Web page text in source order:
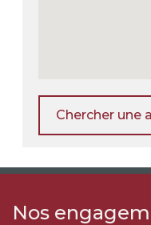
Chercher une
Nos